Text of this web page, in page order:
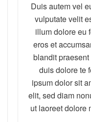
Duis autem vel
vulputate velit
illum dolore eu
eros et
blandit
duis dolore te
ipsum dolor sit
elit, sed diam
ut laoreet dolore